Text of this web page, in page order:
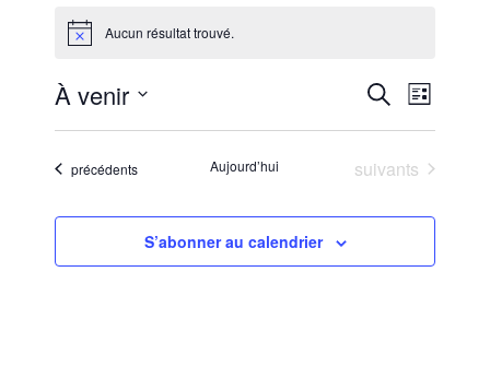
Évènements
Notice Aucun résultat trouvé.
et
de
Recherche
de
Liste
À venir
Sélectionnez
Évènements
précédents Aujourd’hui Évènements
suivants
S’abonner au calendrier